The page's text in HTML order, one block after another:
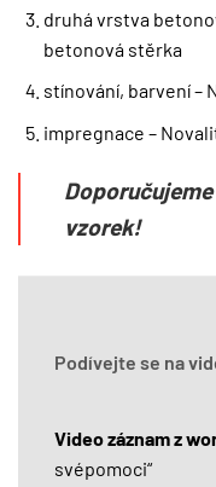
druhá vrstva
betonová stěrka
stínování, barvení –
impregnace –
vzorek!
Podívejte se na
Video záznam z
svépomoci“